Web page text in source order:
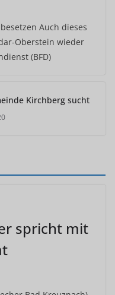
Auch dieses
Oberstein wieder
(BFD)
Kirchberg sucht
spricht mit